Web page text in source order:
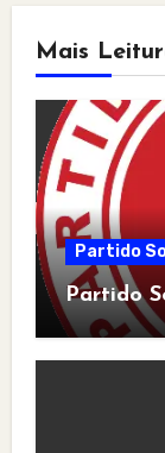
Mais
Partido
Partido